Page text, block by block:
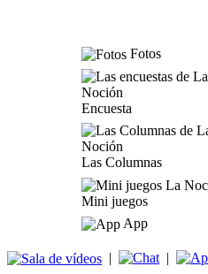
Fotos
Encuesta
Las Columnas
Mini juegos
App
| |